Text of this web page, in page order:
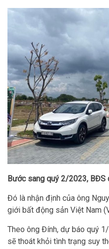
Bước sang quý 2/2023, BĐS
Đó là nhận định của ông
giới bất động sản Việt Nam
Theo ông Đính, dự báo quý
sẽ thoát khỏi tình trạng suy